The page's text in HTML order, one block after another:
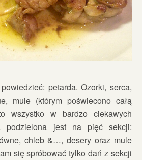
petarda. Ozorki, serca,
mule (którym poświecono całą
wszystko w bardzo ciekawych
podzielona jest na pięć sekcji:
chleb &…, desery oraz mule
się spróbować tylko dań z sekcji